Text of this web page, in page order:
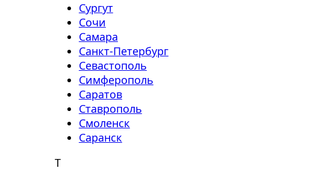
Сургут
Сочи
Самара
Санкт-Петербург
Севастополь
Симферополь
Саратов
Ставрополь
Смоленск
Саранск
Т